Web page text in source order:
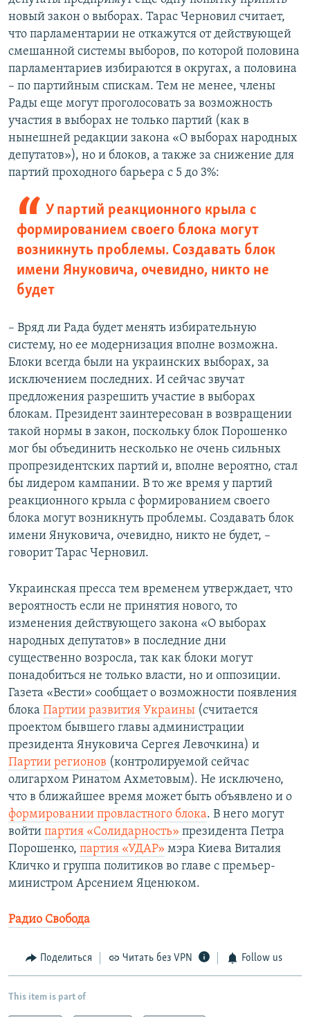
новый закон о выборах. Тарас Черновил считает,
что парламентарии не откажутся от действующей
смешанной системы выборов, по которой половина
парламентариев избираются в округах, а половина
– по партийным спискам. Тем не менее, члены
Рады еще могут проголосовать за возможность
участия в выборах не только партий (как в
нынешней редакции закона «О выборах народных
депутатов»), но и блоков, а также за снижение для
партий проходного барьера с 5 до 3%:
У партий реакционного крыла с
формированием своего блока могут
возникнуть проблемы. Создавать блок
имени Януковича, очевидно, никто не
будет
– Вряд ли Рада будет менять избирательную
систему, но ее модернизация вполне возможна.
Блоки всегда были на украинских выборах, за
исключением последних. И сейчас звучат
предложения разрешить участие в выборах
блокам. Президент заинтересован в возвращении
такой нормы в закон, поскольку блок Порошенко
мог бы объединить несколько не очень сильных
пропрезидентских партий и, вполне вероятно, стал
бы лидером кампании. В то же время у партий
реакционного крыла с формированием своего
блока могут возникнуть проблемы. Создавать блок
имени Януковича, очевидно, никто не будет, –
говорит Тарас Черновил.
Украинская пресса тем временем утверждает, что
вероятность если не принятия нового, то
изменения действующего закона «О выборах
народных депутатов» в последние дни
существенно возросла, так как блоки могут
понадобиться не только власти, но и оппозиции.
Газета «Вести» сообщает о возможности появления
блока Партии развития Украины (считается
проектом бывшего главы администрации
президента Януковича Сергея Левочкина) и
Партии регионов (контролируемой сейчас
олигархом Ринатом Ахметовым). Не исключено,
что в ближайшее время может быть объявлено и о
формировании провластного блока. В него могут
войти партия «Солидарность» президента Петра
Порошенко, партия «УДАР» мэра Киева Виталия
Кличко и группа политиков во главе с премьер-
министром Арсением Яценюком.
Радио Свобода
Поделиться Читать без VPN Follow us
This item is part of